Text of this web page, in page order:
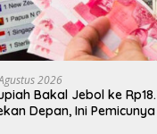
2026
Bakal Jebol ke
Depan, Ini Pemicunya